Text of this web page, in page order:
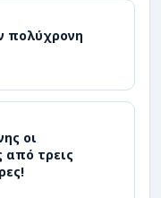
πολύχρονη
οι
από τρεις